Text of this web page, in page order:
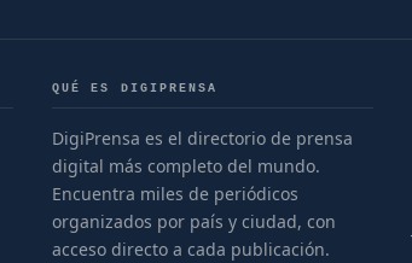
QUÉ ES DIGIPRENSA
DigiPrensa es el directorio de prensa
digital más completo del mundo.
Encuentra miles de periódicos
organizados por país y ciudad, con
acceso directo a cada publicación.